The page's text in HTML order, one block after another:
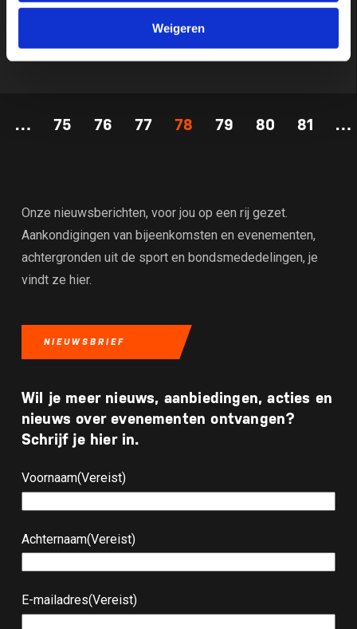
Weigeren
Deadline voor bids: 15 augustus
… 75 76 77 78 79 80 81 …
Onze nieuwsberichten, voor jou op een rij gezet.
Aankondigingen van bijeenkomsten en evenementen,
achtergronden uit de sport en bondsmededelingen, je
vindt ze hier.
NIEUWSBRIEF
Wil je meer nieuws, aanbiedingen, acties en
nieuws over evenementen ontvangen?
Schrijf je hier in.
Voornaam(Vereist)
Achternaam(Vereist)
E-mailadres(Vereist)